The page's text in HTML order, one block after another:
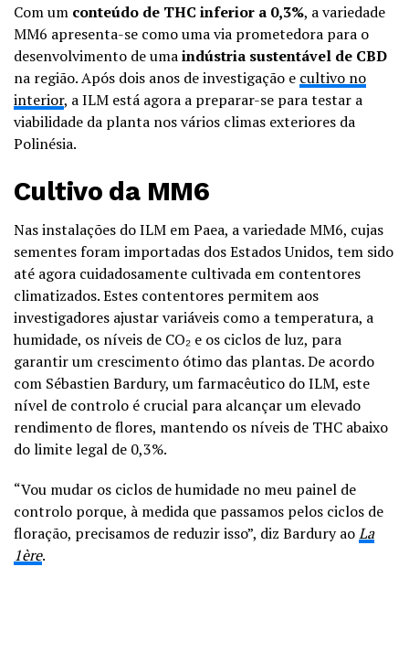
Com um conteúdo de THC inferior a 0,3%, a variedade
MM6 apresenta-se como uma via prometedora para o
desenvolvimento de umaindústria sustentável de CBD
na região. Após dois anos de investigação e cultivo no
interior, a ILM está agora a preparar-se para testar a
viabilidade da planta nos vários climas exteriores da
Polinésia.
Cultivo da MM6
Nas instalações do ILM em Paea, a variedade MM6, cujas
sementes foram importadas dos Estados Unidos, tem sido
até agora cuidadosamente cultivada em contentores
climatizados. Estes contentores permitem aos
investigadores ajustar variáveis como a temperatura, a
humidade, os níveis de CO₂ e os ciclos de luz, para
garantir um crescimento ótimo das plantas. De acordo
com Sébastien Bardury, um farmacêutico do ILM, este
nível de controlo é crucial para alcançar um elevado
rendimento de flores, mantendo os níveis de THC abaixo
do limite legal de 0,3%.
“Vou mudar os ciclos de humidade no meu painel de
controlo porque, à medida que passamos pelos ciclos de
floração, precisamos de reduzir isso”, diz Bardury aoLa
1ère.